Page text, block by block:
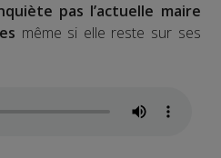
pas l’actuelle maire
même si elle reste sur ses